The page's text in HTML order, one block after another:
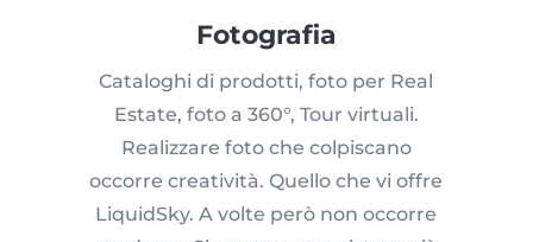
Fotografia
Cataloghi di prodotti, foto per Real
Estate, foto a 360°, Tour virtuali.
Realizzare foto che colpiscano
occorre creatività. Quello che vi offre
LiquidSky. A volte però non occorre